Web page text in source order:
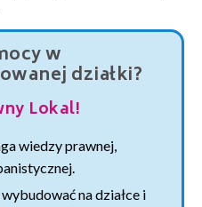
w
działki?
Lokal!
wiedzy prawnej,
na działce i